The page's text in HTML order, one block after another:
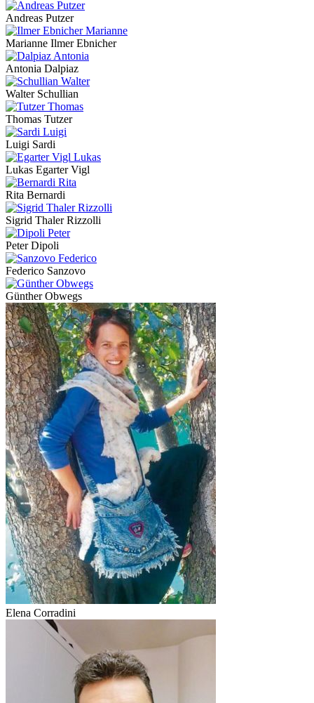
Andreas Putzer
Marianne Ilmer Ebnicher
Antonia Dalpiaz
Walter Schullian
Thomas Tutzer
Luigi Sardi
Lukas Egarter Vigl
Rita Bernardi
Sigrid Thaler Rizzolli
Peter Dipoli
Federico Sanzovo
Günther Obwegs
Elena Corradini